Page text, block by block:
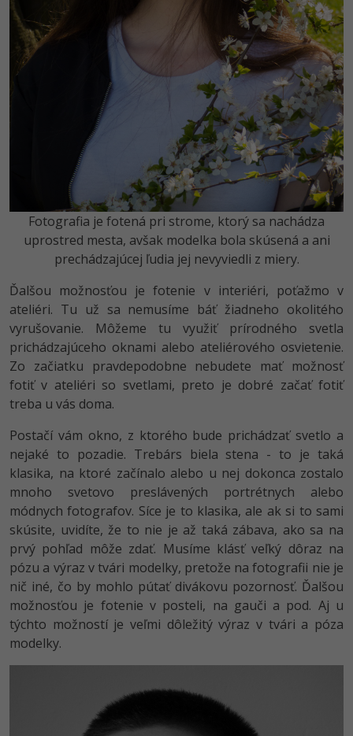
Fotografia je fotená pri strome, ktorý sa nachádza
uprostred mesta, avšak modelka bola skúsená a ani
prechádzajúcej ľudia jej nevyviedli z miery.
Ďalšou možnosťou je fotenie v interiéri, poťažmo v
ateliéri. Tu už sa nemusíme báť žiadneho okolitého
vyrušovanie. Môžeme tu využiť prírodného svetla
prichádzajúceho oknami alebo ateliérového osvietenie.
Zo začiatku pravdepodobne nebudete mať možnosť
fotiť v ateliéri so svetlami, preto je dobré začať fotiť
treba u vás doma.
Postačí vám okno, z ktorého bude prichádzať svetlo a
nejaké to pozadie. Trebárs biela stena - to je taká
klasika, na ktoré začínalo alebo u nej dokonca zostalo
mnoho svetovo preslávených portrétnych alebo
módnych fotografov. Síce je to klasika, ale ak si to sami
skúsite, uvidíte, že to nie je až taká zábava, ako sa na
prvý pohľad môže zdať. Musíme klásť veľký dôraz na
pózu a výraz v tvári modelky, pretože na fotografii nie je
nič iné, čo by mohlo pútať divákovu pozornosť. Ďalšou
možnosťou je fotenie v posteli, na gauči a pod. Aj u
týchto možností je veľmi dôležitý výraz v tvári a póza
modelky.